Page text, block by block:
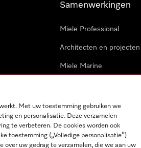
Samenwerkingen
Miele Professional
Architecten en projecten
Miele Marine
Met uw toestemming gebruiken we
en personalisatie. Deze verzamelen
te verbeteren. De cookies worden ook
toestemming („Volledige personalisatie”)
uw gedrag te verzamelen, die we aan uw